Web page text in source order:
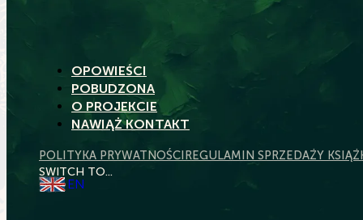
OPOWIEŚCI
POBUDZONA
O PROJEKCIE
NAWIĄŻ KONTAKT
POLITYKA PRYWATNOŚCIREGULAMIN SPRZEDAŻY
SWITCH TO...
EN